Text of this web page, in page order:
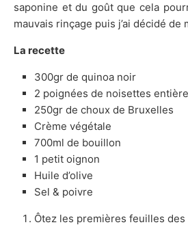
saponine et du goût que cela
mauvais rinçage puis j’ai décidé de
La recette
300gr de quinoa noir
2 poignées de noisettes
250gr de choux de Bruxelles
Crème végétale
700ml de bouillon
1 petit oignon
Huile d’olive
Sel & poivre
Ôtez les premières feuilles